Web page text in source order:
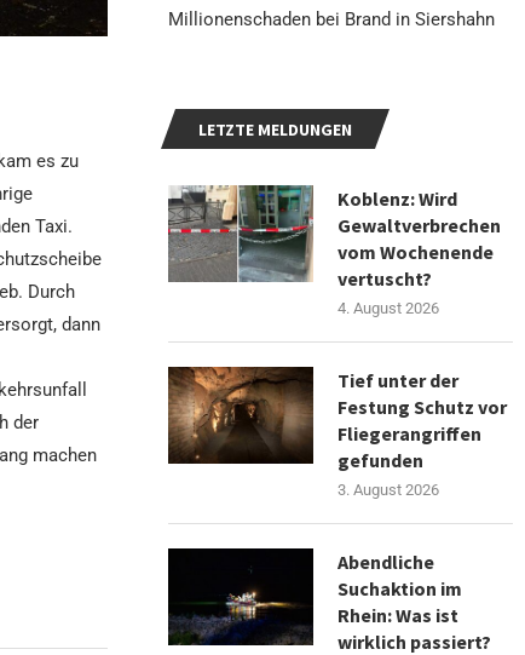
es zu
Taxi.
Durch
dann
der
machen
Millionenschaden bei Brand in Siershahn
LETZTE MELDUNGEN
Koblenz: Wird
Gewaltverbrechen
vom Wochenende
vertuscht?
4. August 2026
Tief unter der
Festung Schutz vor
Fliegerangriffen
gefunden
3. August 2026
Abendliche
Suchaktion im
Rhein: Was ist
wirklich passiert?